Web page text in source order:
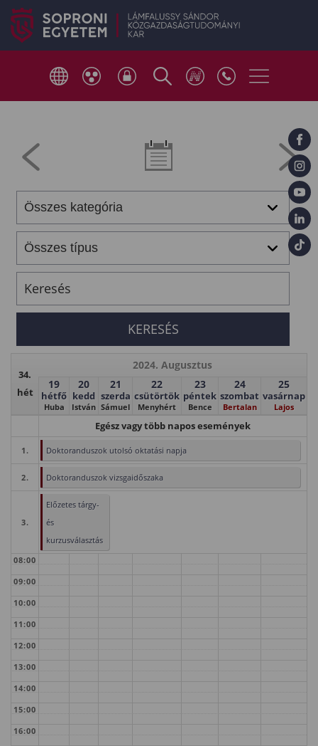
34.
hét
2024. Augusztus
19
hétfő
Huba
20
kedd
István
21
szerda
Sámuel
22
csütörtök
Menyhért
23
péntek
Bence
24
szombat
Bertalan
25
vasárnap
Lajos
Egész vagy több napos események
1. Doktoranduszok utolsó oktatási napja
2. Doktoranduszok vizsgaidőszaka
3.
Előzetes tárgy-
és
kurzusválasztás
08:00
09:00
10:00
11:00
12:00
13:00
14:00
15:00
16:00